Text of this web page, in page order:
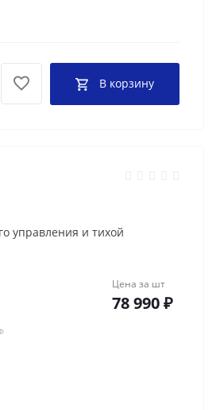
В корзину
управления и тихой
Цена за шт
78 990 ₽